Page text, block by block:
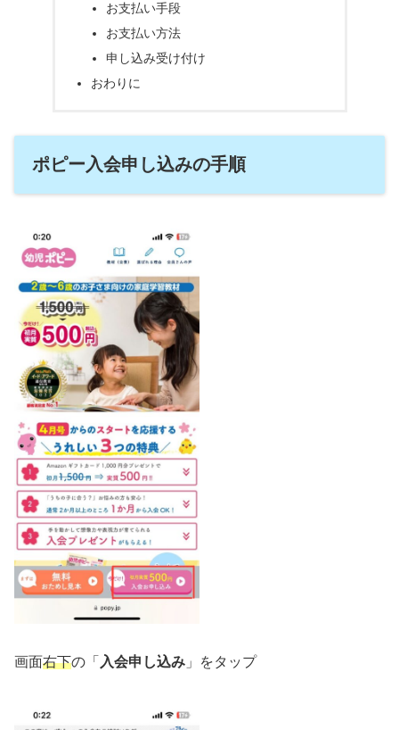
お支払い手段
お支払い方法
申し込み受け付け
おわりに
ポピー入会申し込みの手順
画面右下の「 入会申し込み 」をタップ